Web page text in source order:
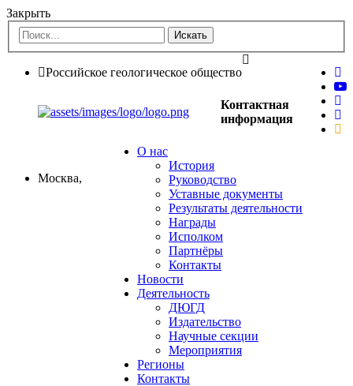
Закрыть
Российское геологическое общество
О нас
История
Руководство
Уставные документы
Результаты деятельности
Награды
Исполком
Партнёры
Контакты
Новости
Деятельность
ДЮГД
Издательство
Научные секции
Мероприятия
Регионы
Контакты
Контактная
информация
Москва,